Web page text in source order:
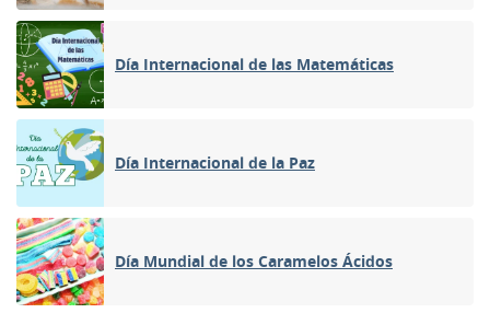
Día Internacional de las Matemáticas
Día Internacional de la Paz
Día Mundial de los Caramelos Ácidos